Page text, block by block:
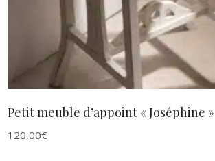
Petit meuble d’appoint « Joséphine »
120,00€